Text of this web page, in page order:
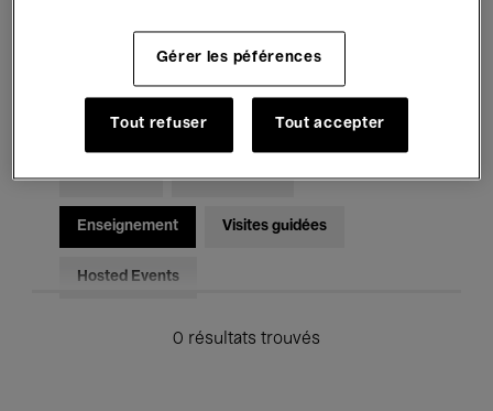
Musique classique Global Music
Musique électronique
Pour tous Kids’ Palace
Enseignement Visites guidées
Hosted Events
0 résultats trouvés
Gérer les péférences
Tout refuser Tout accepter